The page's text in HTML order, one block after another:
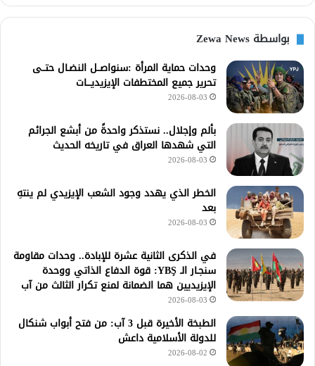
بواسطة Zewa News
وحدات حماية المرأة :سنواصــل النضـال حتــى
تحرير جميع المختطفات الإيزيديـــات
2026-08-03
بألم وإجلال.. نستذكر واحدةً من أبشع الجرائم
التي شهدها العراق في تاريخه الحديث
2026-08-03
الخطر الذي يهدد وجود الشعب الإيزيدي لم ينتهِ
بعد
2026-08-03
في الذكرى الثانية عشرة للإبادة.. وحدات مقاومة
سنجـار الـ YBŞ: قوة الدفاع الذاتي ووحدة
الإيزيديين هما الضمانة لمنع تكرار الثالث من آب
2026-08-03
الطبخة الأخيرة قبل 3 آب: من فتح أبواب شنكال
للدولة الأسلامية داعش
2026-08-02